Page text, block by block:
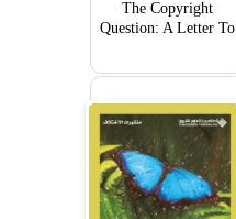
The Copyright
Question: A Letter To